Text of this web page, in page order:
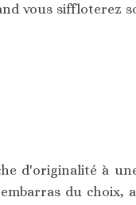
vous siffloterez
d'originalité à
du choix,